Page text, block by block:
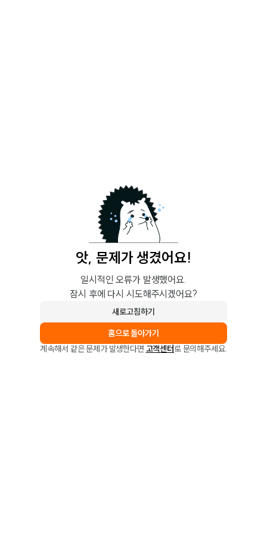
앗, 문제가 생겼어요!
일시적인 오류가 발생했어요.
잠시 후에 다시 시도해주시겠어요?
새로고침하기
홈으로 돌아가기
계속해서 같은 문제가 발생한다면 고객센터로 문의해주세요.